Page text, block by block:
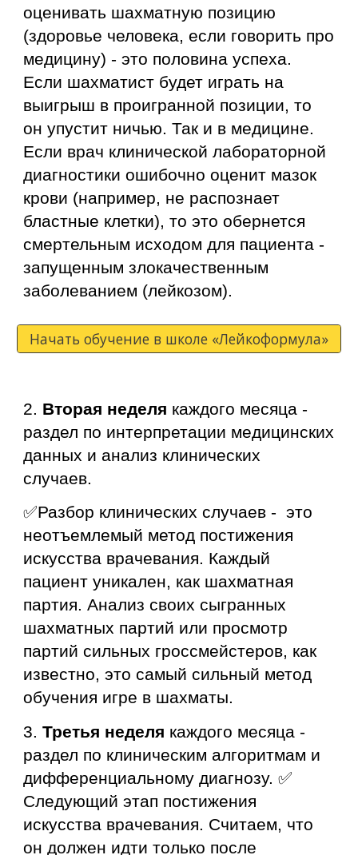
оценивать шахматную позицию
(здоровье человека, если говорить про
медицину) - это половина успеха.
Если шахматист будет играть на
выигрыш в проигранной позиции, то
он упустит ничью. Так и в медицине.
Если врач клинической лабораторной
диагностики ошибочно оценит мазок
крови (например, не распознает
бластные клетки), то это обернется
смертельным исходом для пациента -
запущенным злокачественным
заболеванием (лейкозом).
Начать обучение в школе «Лейкоформула»
2. Вторая неделя каждого месяца -
раздел по интерпретации медицинских
данных и анализ клинических
случаев.
✅Разбор клинических случаев - это
неотъемлемый метод постижения
искусства врачевания. Каждый
пациент уникален, как шахматная
партия. Анализ своих сыгранных
шахматных партий или просмотр
партий сильных гроссмейстеров, как
известно, это самый сильный метод
обучения игре в шахматы.
3.Третья неделя каждого месяца -
раздел по клиническим алгоритмам и
дифференциальному диагнозу.✅
Следующий этап постижения
искусства врачевания. Считаем, что
он должен идти только после